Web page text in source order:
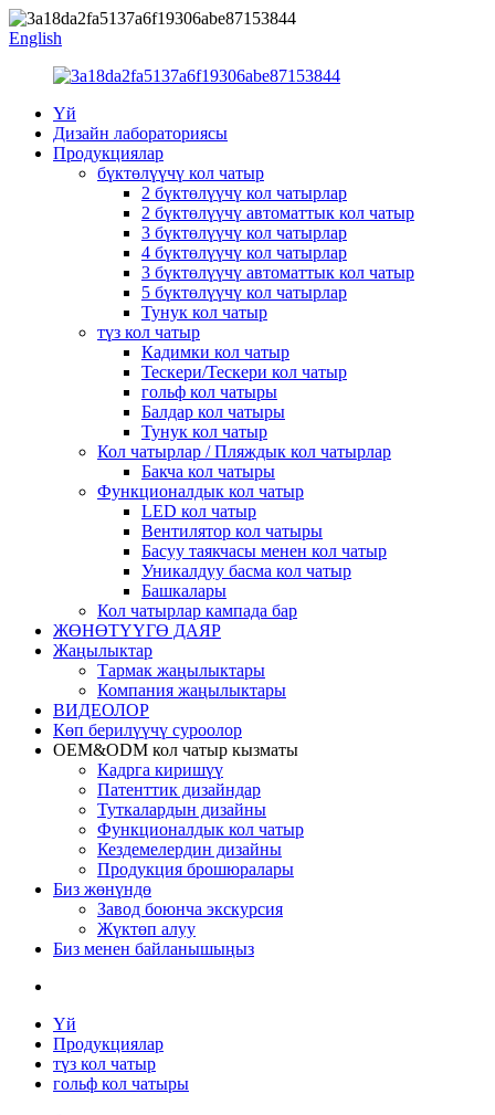
English
Үй
Дизайн лабораториясы
Продукциялар
бүктөлүүчү кол чатыр
2 бүктөлүүчү кол чатырлар
2 бүктөлүүчү автоматтык кол чатыр
3 бүктөлүүчү кол чатырлар
4 бүктөлүүчү кол чатырлар
3 бүктөлүүчү автоматтык кол чатыр
5 бүктөлүүчү кол чатырлар
Тунук кол чатыр
түз кол чатыр
Кадимки кол чатыр
Тескери/Тескери кол чатыр
гольф кол чатыры
Балдар кол чатыры
Тунук кол чатыр
Кол чатырлар / Пляждык кол чатырлар
Бакча кол чатыры
Функционалдык кол чатыр
LED кол чатыр
Вентилятор кол чатыры
Басуу таякчасы менен кол чатыр
Уникалдуу басма кол чатыр
Башкалары
Кол чатырлар кампада бар
ЖӨНӨТҮҮГӨ ДАЯР
Жаңылыктар
Тармак жаңылыктары
Компания жаңылыктары
ВИДЕОЛОР
Көп берилүүчү суроолор
OEM&ODM кол чатыр кызматы
Кадрга киришүү
Патенттик дизайндар
Туткалардын дизайны
Функционалдык кол чатыр
Кездемелердин дизайны
Продукция брошюралары
Биз жөнүндө
Завод боюнча экскурсия
Жүктөп алуу
Биз менен байланышыңыз
Үй
Продукциялар
түз кол чатыр
гольф кол чатыры